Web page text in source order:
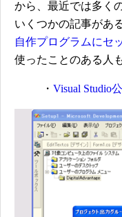
から、最近では多く
いくつかの記事があ
自作プログラムにセ
使ったことのある人
・ Visual Studio